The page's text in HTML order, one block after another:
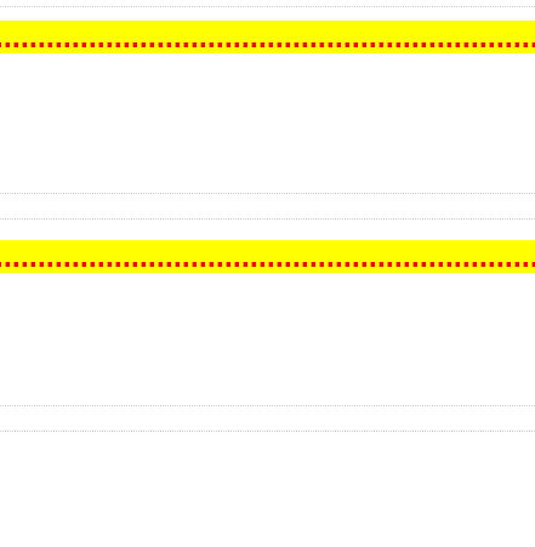
............................................................
............................................................